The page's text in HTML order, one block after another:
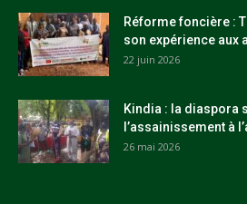
Réforme foncière :
son expérience aux
22 juin 2026
Kindia : la diaspora
l’assainissement à
26 mai 2026